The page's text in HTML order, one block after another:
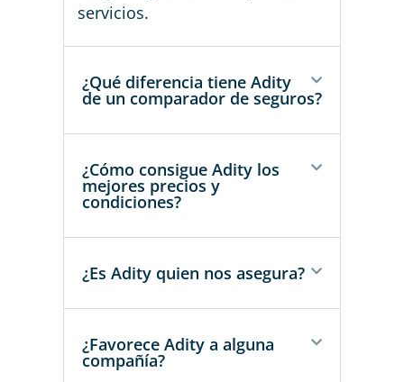
servicios.
¿Qué diferencia tiene Adity
de un comparador de seguros?
¿Cómo consigue Adity los
mejores precios y
condiciones?
¿Es Adity quien nos asegura?
¿Favorece Adity a alguna
compañía?